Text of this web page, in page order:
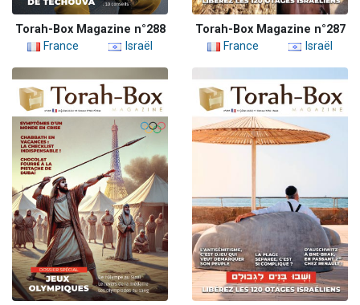
Torah-Box Magazine n°288
France
Israël
Torah-Box Magazine n°287
France
Israël